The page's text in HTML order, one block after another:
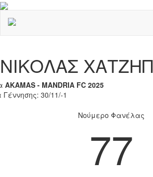
ΝΙΚΟΛΑΣ
AKAMAS - MANDRIA FC 2025
30/11/-1
Νούμερο Φανέλας
77